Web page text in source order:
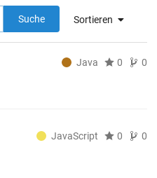
Sortieren
Suche
Java 0 0
JavaScript 0 0